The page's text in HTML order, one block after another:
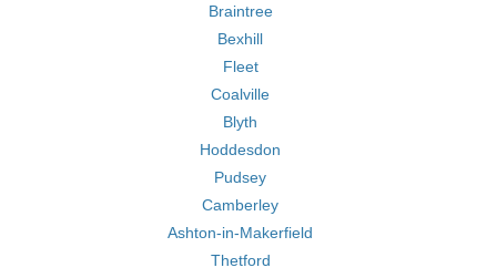
Braintree
Bexhill
Fleet
Coalville
Blyth
Hoddesdon
Pudsey
Camberley
Ashton-in-Makerfield
Thetford